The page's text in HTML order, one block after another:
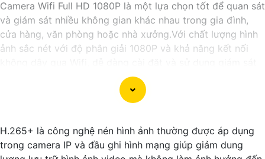
Camera Wifi Full HD 1080P là một lựa chọn tốt để quan sát
và giám sát nhiều không gian khác nhau trong gia đình,
cửa hàng, văn phòng hoặc nhà xưởng.Với chất lượng hình
ảnh sắc nét với độ phân giải 1080P và khả năng kết nối
từ xa thông qua ứng dụng trên điện thoại hoặc máy tính.
H.265+ là công nghệ nén hình ảnh thường được áp dụng
trong camera IP và đầu ghi hình mạng giúp giảm dung